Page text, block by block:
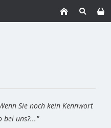
Sie noch kein Kennwort
bei uns?..."